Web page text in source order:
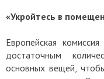
«Укройтесь в
Европейская
достаточным
основных вещей,